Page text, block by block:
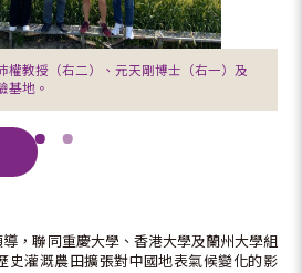
權教授（右二）、元天剛博士（右一）及
基地。
，聯同重慶大學、香港大學及蘭州大學組
史灌溉農田擴張對中國地表氣候變化的影